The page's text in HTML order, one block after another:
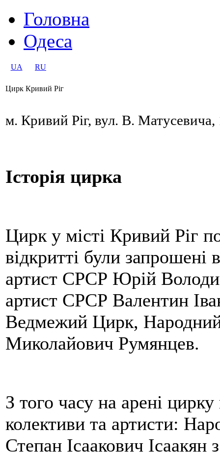
Головна
Одеса
UA RU
Цирк Кривий Ріг
м. Кривий Ріг, вул. В. Матусевича,
Історія цирка
Цирк у місті Кривий Ріг
відкритті були
артист СРСР Юрій
артист СРСР Валентин
Ведмежий Цирк,
Миколайович Румянцев.
З того часу на арені
колективи та артисти:
Степан Ісаакович Ісаакян